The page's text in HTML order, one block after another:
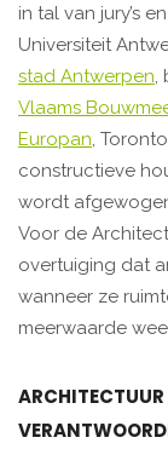
in tal van jury’s
Universiteit
stad Antwerpen
Vlaams
Europan ,
constructieve
wordt
Voor de
overtuiging dat
wanneer ze
meerwaarde
ARCHITECTUUR